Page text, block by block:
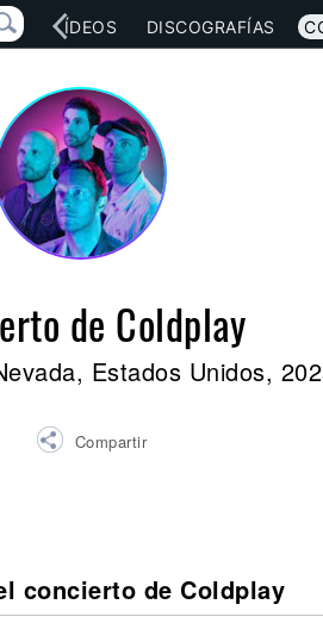
VÍDEOS DISCOGRAFÍAS
de Coldplay
Estados Unidos,
Compartir
concierto de Coldplay